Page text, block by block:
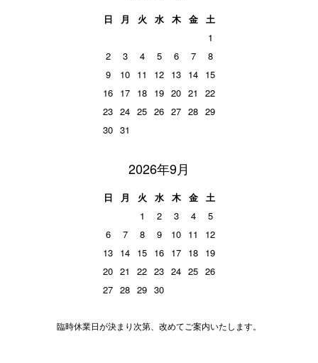
日 月 火 水 木 金
土
1
2
3 4 5 6 7
8
9
10 11 12 13 14 15
16 17 18 19 20 21
22
23 24 25 26 27 28 29
30 31
2026年9月
日 月 火 水 木 金
土
1
2 3 4
5
6
7 8 9 10 11
12
13 14 15 16 17 18 19
20 21 22 23 24 25 26
27 28 29 30
臨時休業日が決まり次第、改めてご案内いたします。